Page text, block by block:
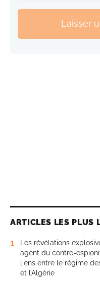
Laisser
ARTICLES LES PLUS
1
Les révélations
agent du contre-
liens entre le régime
et l’Algérie